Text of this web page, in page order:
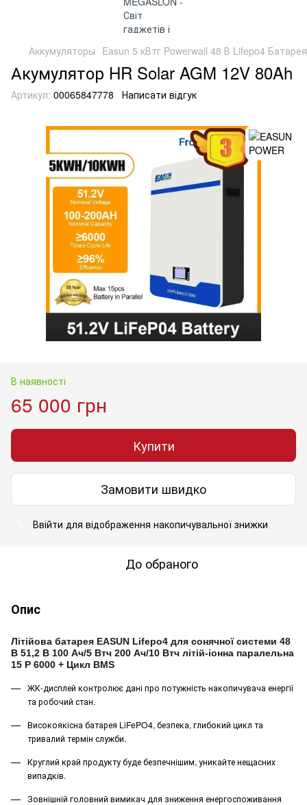
Аккумуляторы Easun 5 кВтг Powerwall 48 В Lifepo4
Акумулятор HR Solar AGM 12V 80Ah
Артикул: 00065847778 Написати відгук
В наявності
65 000 грн
Купити
Замовити швидко
Ввійти для відображення накопичувальної знижки
До обраного
Опис
Літійова батарея EASUN Lifepo4 для сонячної системи 48
В 51,2 В 100 Ач/5 Втч 200 Ач/10 Втч літій-іонна паралельна
15 P 6000 + Цикл BMS
ЖК-дисплей контролює дані про потужність накопичувача енергії
та робочий стан.
Високоякісна батарея LiFePO4, безпека, глибокий цикл та
тривалий термін служби.
Круглий край продукту буде безпечнішим, уникайте нещасних
випадків.
Зовнішній головний вимикач для зниження енергоспоживання